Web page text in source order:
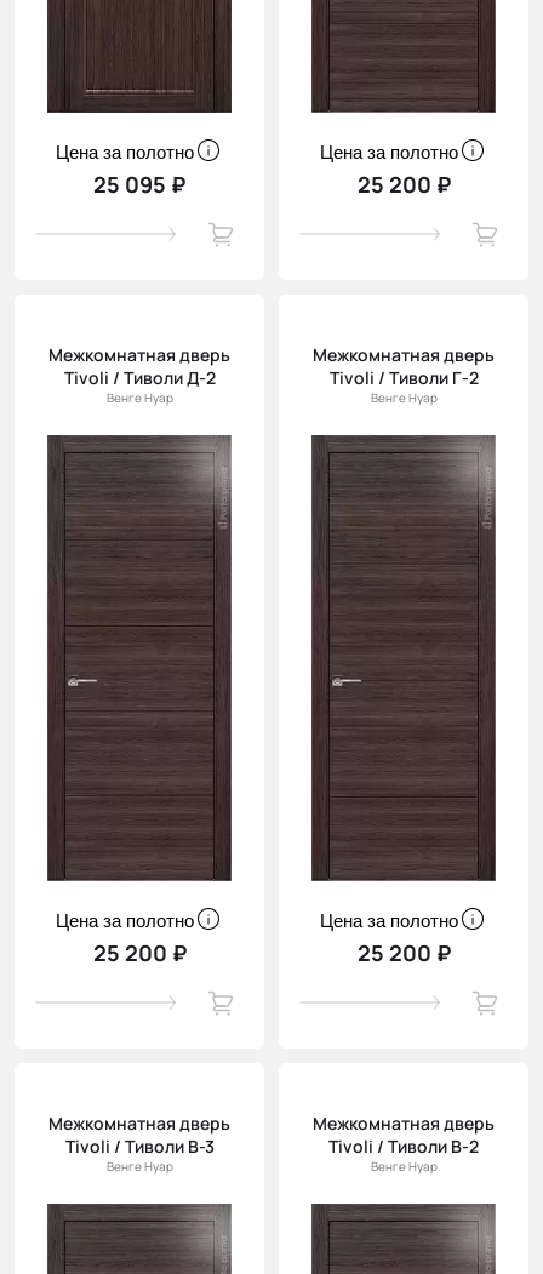
Цена за полотно
25 095 ₽
Цена за полотно
25 200 ₽
Межкомнатная дверь
Tivoli / Тиволи Д-2
Венге Нуар
Цена за полотно
25 200 ₽
Межкомнатная дверь
Tivoli / Тиволи Г-2
Венге Нуар
Цена за полотно
25 200 ₽
Межкомнатная дверь
Tivoli / Тиволи В-3
Венге Нуар
Межкомнатная дверь
Tivoli / Тиволи В-2
Венге Нуар